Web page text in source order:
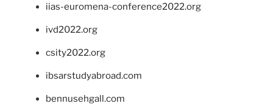
iias-euromena-conference2022.org
ivd2022.org
csity2022.org
ibsarstudyabroad.com
bennusehgall.com